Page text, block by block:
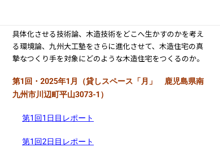
具体化させる技術論、⽊造技術をどこへ⽣かすのかを考え
る環境論、九州⼤⼯塾をさらに進化させて、⽊造住宅の真
摯なつくり⼿を対象にどのような⽊造住宅をつくるのか。
第1回・2025年1月（貸しスペース「月」 鹿児島県南
九州市川辺町平山3073-1）
第1回1日目レポート
第1回2日目レポート